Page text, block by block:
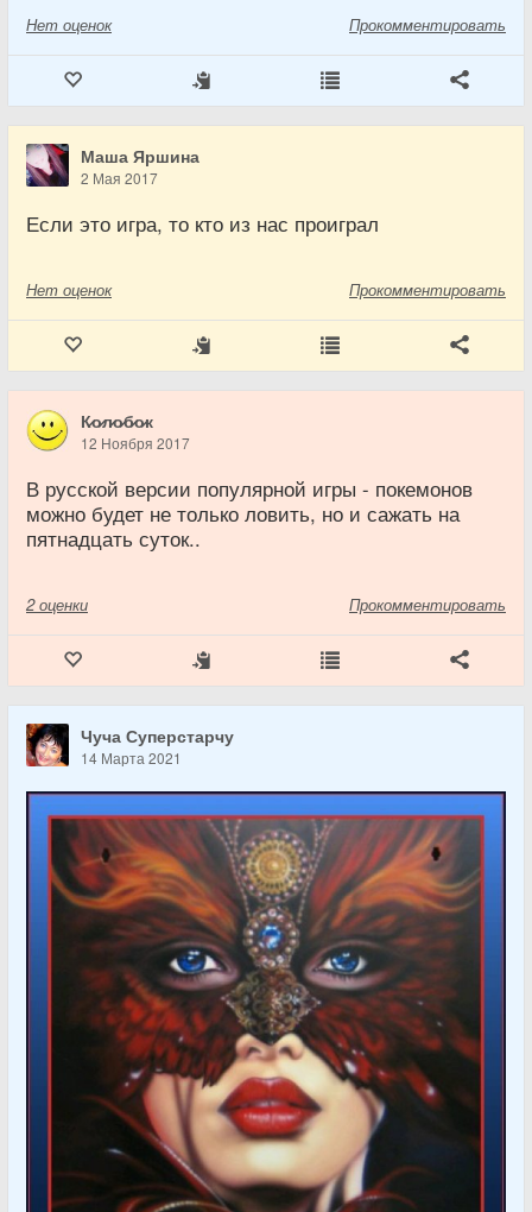
Нет оценок Прокомментировать
Маша Яршина
2 Мая 2017
Если это игра, то кто из нас проиграл
Нет оценок Прокомментировать
К̷о̷л̷о̷б̷о̷к
12 Ноября 2017
В русской версии популярной игры - покемонов
можно будет не только ловить, но и сажать на
пятнадцать суток..
2 оценки Прокомментировать
Чуча Суперстарчу
14 Марта 2021